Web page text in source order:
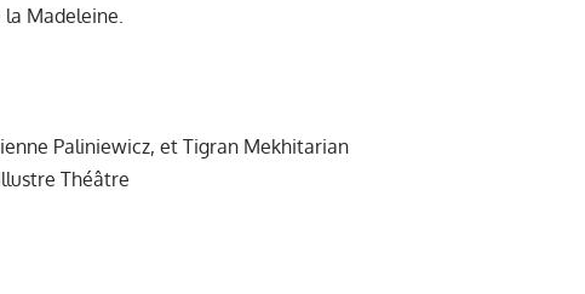
Madeleine.
Paliniewicz, et Tigran Mekhitarian
Théâtre